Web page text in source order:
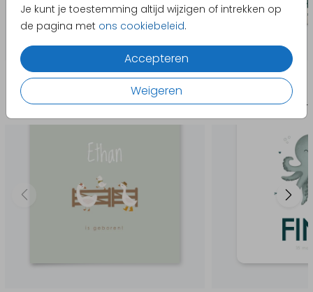
Je kunt je toestemming altijd wijzigen of intrekken op
de pagina met ons cookiebeleid.
Accepteren
Weigeren
Producten die hierop lijken
Geboortekaartje